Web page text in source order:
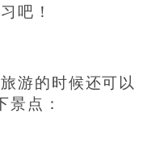
吧！
游的时候还可以
景点：